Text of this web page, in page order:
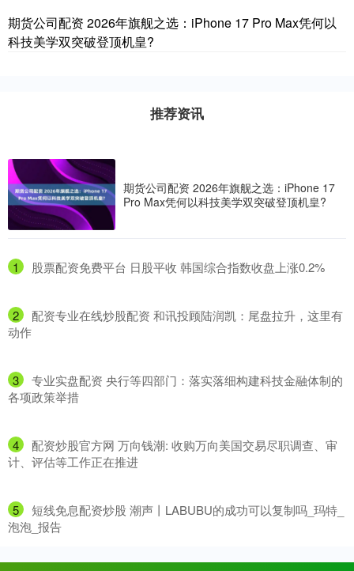
期货公司配资 2026年旗舰之选：iPhone 17 Pro Max凭何以
科技美学双突破登顶机皇?
推荐资讯
期货公司配资 2026年旗舰之选：iPhone 17
Pro Max凭何以科技美学双突破登顶机皇?
1 ​股票配资免费平台 日股平收 韩国综合指数收盘上涨0.2%
2
​配资专业在线炒股配资 和讯投顾陆润凯：尾盘拉升，这里有
动作
3
​专业实盘配资 央行等四部门：落实落细构建科技金融体制的
各项政策举措
4
​配资炒股官方网 万向钱潮: 收购万向美国交易尽职调查、审
计、评估等工作正在推进
5
​短线免息配资炒股 潮声丨LABUBU的成功可以复制吗_玛特_
泡泡_报告